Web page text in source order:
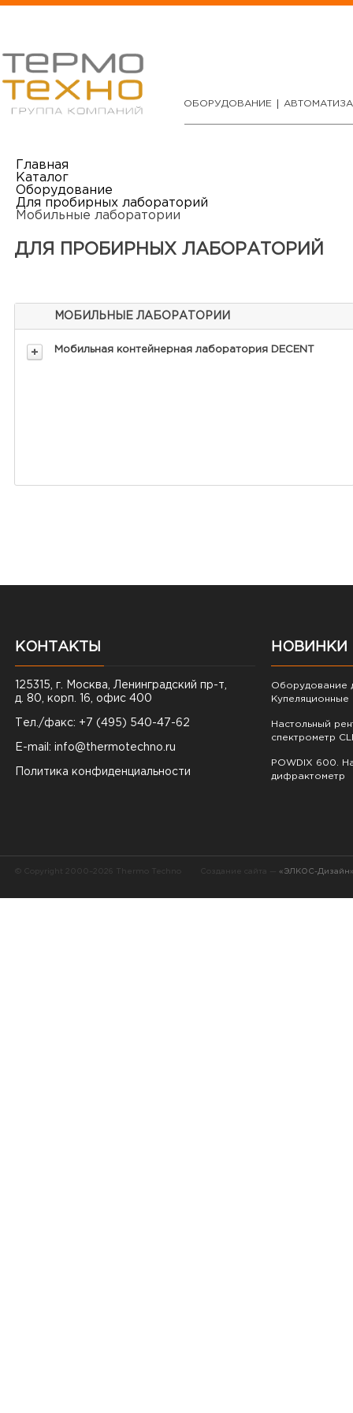
ОБОРУДОВАНИЕ
Главная
Каталог
Оборудование
Для пробирных лабораторий
Мобильные лаборатории
ДЛЯ ПРОБИРНЫХ ЛАБОРАТОРИЙ
МОБИЛЬНЫЕ ЛАБОРАТОРИИ
Мобильная контейнерная лаборатория DECENT
КОНТАКТЫ
125315, г. Москва, Ленинградский пр-т,
д. 80, корп. 16, офис 400
Тел./факс: +7 (495) 540-47-62
E-mail: info@thermotechno.ru
Политика конфиденциальности
НОВИНКИ
Оборудование
Купеляционные
Настольный
спектрометр
POWDIX 600.
дифрактометр
© Copyright 2000–2026 Thermo Techno Создание сайта — «ЭЛКОС-